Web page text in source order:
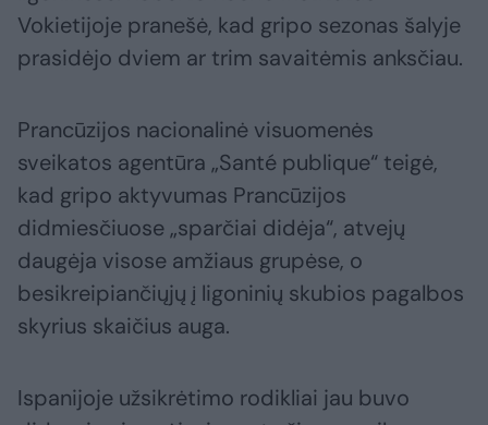
Vokietijoje pranešė, kad gripo sezonas šalyje
prasidėjo dviem ar trim savaitėmis anksčiau.
Prancūzijos nacionalinė visuomenės
sveikatos agentūra „Santé publique“ teigė,
kad gripo aktyvumas Prancūzijos
didmiesčiuose „sparčiai didėja“, atvejų
daugėja visose amžiaus grupėse, o
besikreipiančiųjų į ligoninių skubios pagalbos
skyrius skaičius auga.
Ispanijoje užsikrėtimo rodikliai jau buvo